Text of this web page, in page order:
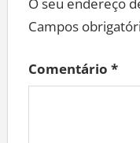
O seu endereço
Campos
Comentário *